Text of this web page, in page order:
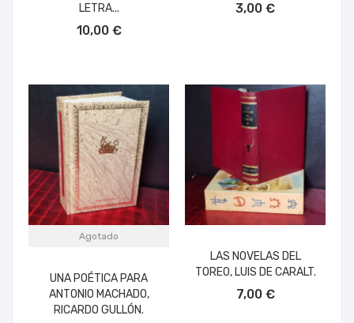
LETRA...
10,00 €
3,00 €
Agotado
UNA POÉTICA PARA
ANTONIO MACHADO,
RICARDO GULLÓN.
LAS NOVELAS DEL
TOREO, LUIS DE CARALT.
7,00 €